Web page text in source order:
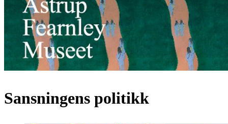
Sansningens politikk